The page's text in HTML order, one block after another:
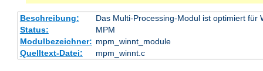
Beschreibung:
Das Multi-Processing-Modul ist optimiert für
Status:
MPM
Modulbezeichner: mpm_winnt_module
Quelltext-Datei:
mpm_winnt.c